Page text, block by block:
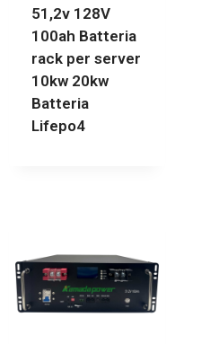
51,2v 128V
100ah Batteria
rack per server
10kw 20kw
Batteria
Lifepo4